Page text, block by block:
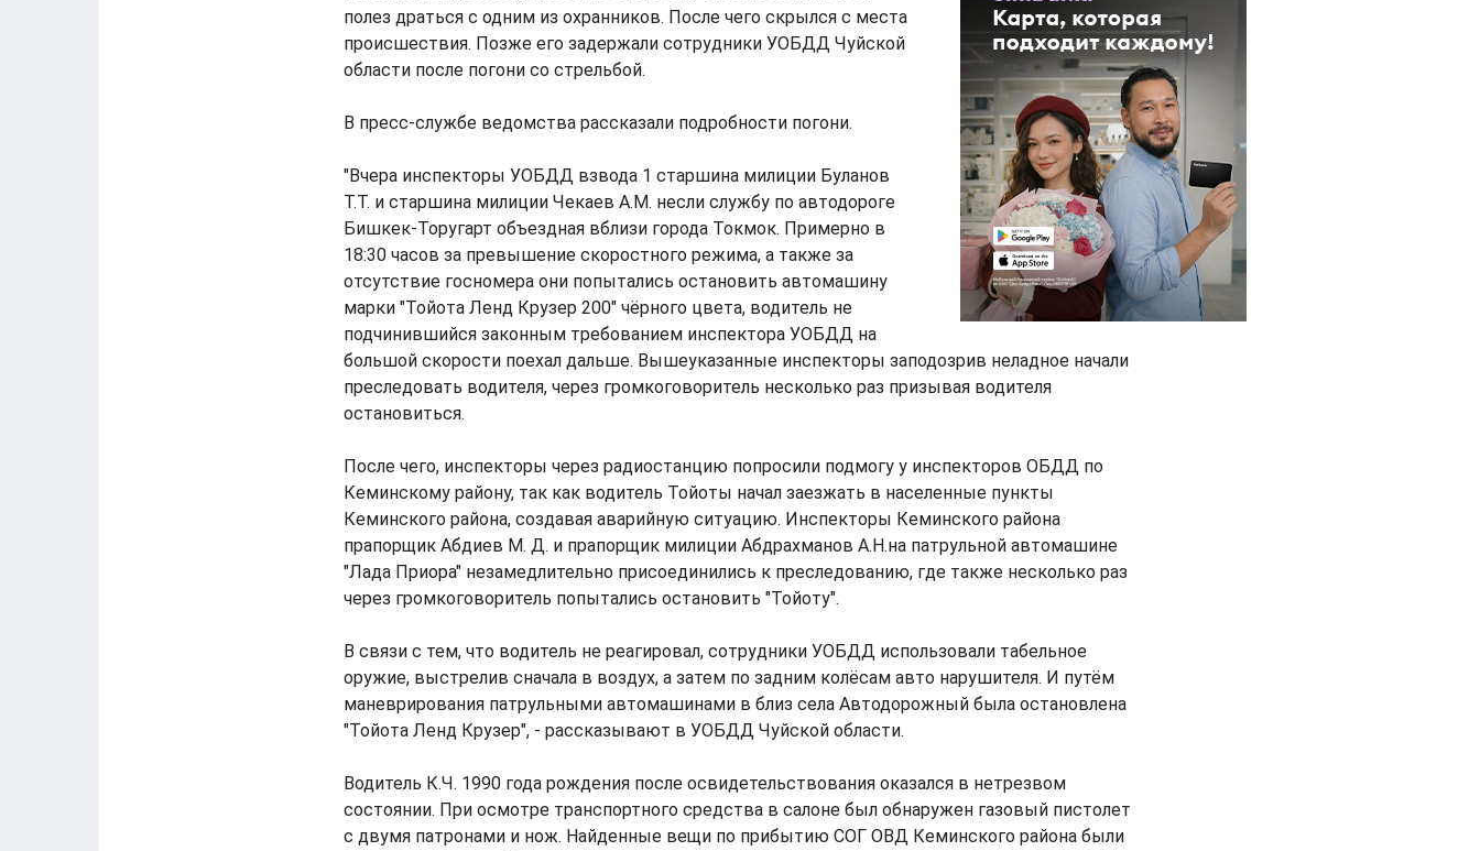
полез драться с одним из охранников. После чего скрылся с места
происшествия. Позже его задержали сотрудники УОБДД Чуйской
области после погони со стрельбой.
В пресс-службе ведомства рассказали подробности погони.
"Вчера инспекторы УОБДД взвода 1 старшина милиции Буланов
Т.Т. и старшина милиции Чекаев А.М. несли службу по автодороге
Бишкек-Торугарт объездная вблизи города Токмок. Примерно в
18:30 часов за превышение скоростного режима, а также за
отсутствие госномера они попытались остановить автомашину
марки "Тойота Ленд Крузер 200" чёрного цвета, водитель не
подчинившийся законным требованием инспектора УОБДД на
большой скорости поехал дальше. Вышеуказанные инспекторы заподозрив неладное начали
преследовать водителя, через громкоговоритель несколько раз призывая водителя
остановиться.
После чего, инспекторы через радиостанцию попросили подмогу у инспекторов ОБДД по
Кеминскому району, так как водитель Тойоты начал заезжать в населенные пункты
Кеминского района, создавая аварийную ситуацию. Инспекторы Кеминского района
прапорщик Абдиев М. Д. и прапорщик милиции Абдрахманов А.Н.на патрульной автомашине
"Лада Приора" незамедлительно присоединились к преследованию, где также несколько раз
через громкоговоритель попытались остановить "Тойоту".
В связи с тем, что водитель не реагировал, сотрудники УОБДД использовали табельное
оружие, выстрелив сначала в воздух, а затем по задним колёсам авто нарушителя. И путём
маневрирования патрульными автомашинами в близ села Автодорожный была остановлена
"Тойота Ленд Крузер", - рассказывают в УОБДД Чуйской области.
Водитель К.Ч. 1990 года рождения после освидетельствования оказался в нетрезвом
состоянии. При осмотре транспортного средства в салоне был обнаружен газовый пистолет
с двумя патронами и нож. Найденные вещи по прибытию СОГ ОВД Кеминского района были